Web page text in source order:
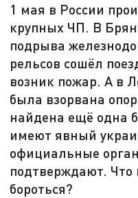
1 мая в России
крупных ЧП. В
подрыва
рельсов сошёл
возник пожар. А в
была взорвана
найдена ещё одна
имеют явный
официальные
подтверждают. Что
бороться?